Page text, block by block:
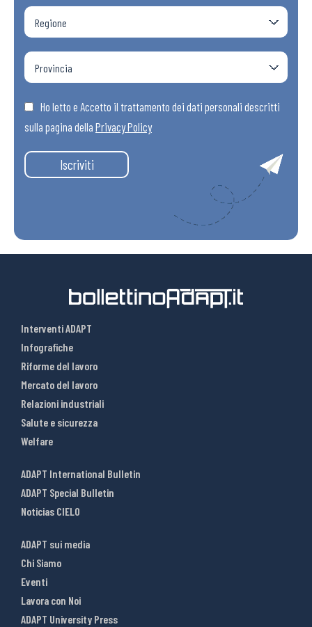
Ho letto e Accetto il trattamento dei dati personali descritti
sulla pagina della Privacy Policy
Iscriviti
Interventi ADAPT
Infografiche
Riforme del lavoro
Mercato del lavoro
Relazioni industriali
Salute e sicurezza
Welfare
ADAPT International Bulletin
ADAPT Special Bulletin
Noticias CIELO
ADAPT sui media
Chi Siamo
Eventi
Lavora con Noi
ADAPT University Press